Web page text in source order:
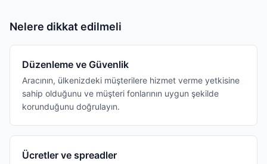
Nelere dikkat edilmeli
Düzenleme ve Güvenlik
Aracının, ülkenizdeki müşterilere hizmet verme yetkisine
sahip olduğunu ve müşteri fonlarının uygun şekilde
korunduğunu doğrulayın.
Ücretler ve spreadler